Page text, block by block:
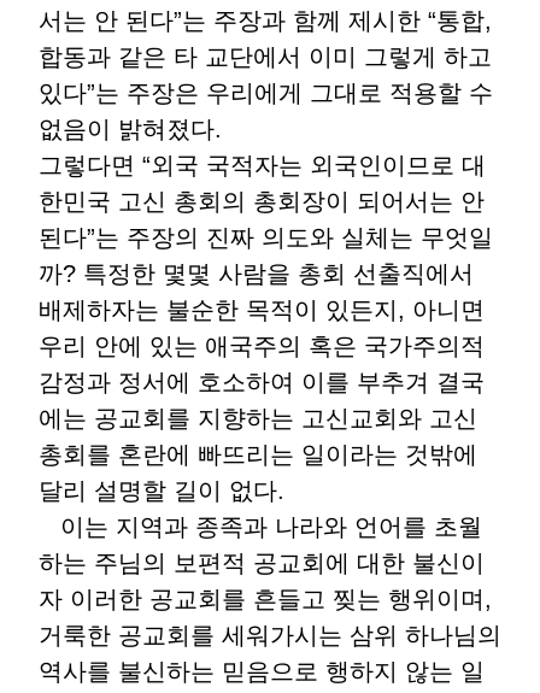
서는 안 된다”는 주장과 함께 제시한 “통합,
합동과 같은 타 교단에서 이미 그렇게 하고
있다”는 주장은 우리에게 그대로 적용할 수
없음이 밝혀졌다.
그렇다면 “외국 국적자는 외국인이므로 대
한민국 고신 총회의 총회장이 되어서는 안
된다”는 주장의 진짜 의도와 실체는 무엇일
까? 특정한 몇몇 사람을 총회 선출직에서
배제하자는 불순한 목적이 있든지, 아니면
우리 안에 있는 애국주의 혹은 국가주의적
감정과 정서에 호소하여 이를 부추겨 결국
에는 공교회를 지향하는 고신교회와 고신
총회를 혼란에 빠뜨리는 일이라는 것밖에
달리 설명할 길이 없다.
이는 지역과 종족과 나라와 언어를 초월
하는 주님의 보편적 공교회에 대한 불신이
자 이러한 공교회를 흔들고 찢는 행위이며,
거룩한 공교회를 세워가시는 삼위 하나님의
역사를 불신하는 믿음으로 행하지 않는 일